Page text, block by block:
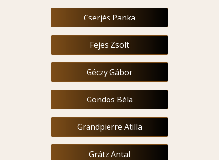
Cserjés Panka
Fejes Zsolt
Géczy Gábor
Gondos Béla
Grandpierre Atilla
Grátz Antal